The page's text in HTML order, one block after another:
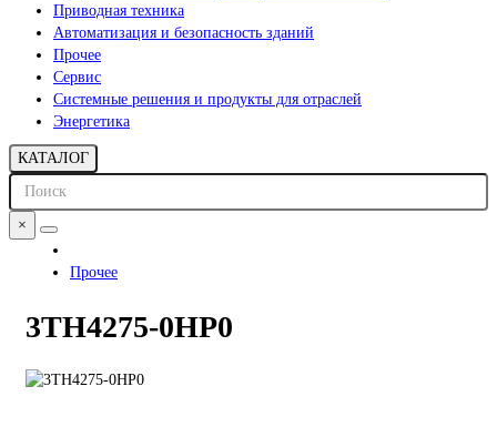
Приводная техника
Автоматизация и безопасность зданий
Прочее
Сервис
Системные решения и продукты для отраслей
Энергетика
КАТАЛОГ
×
Прочее
3TH4275-0HP0